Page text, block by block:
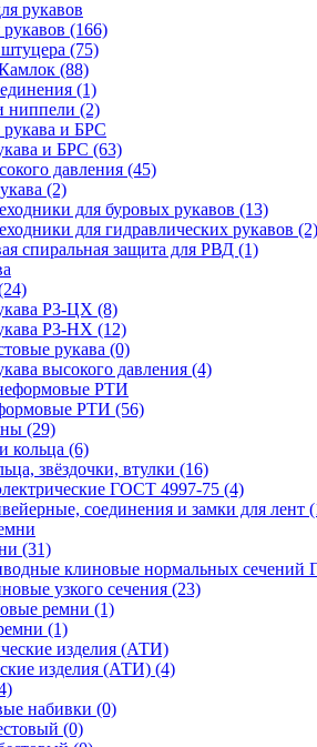
(166)
(75)
(88)
(1)
ниппели (2)
и БРС (63)
давления (45)
(2)
для буровых рукавов (13)
для гидравлических рукавов (2)
спиральная защита для РВД (1)
Р3-ЦХ (8)
Р3-НХ (12)
рукава (0)
высокого давления (4)
РТИ (56)
(29)
кольца (6)
звёздочки, втулки (16)
ГОСТ 4997-75 (4)
соединения и замки для лент
(31)
клиновые нормальных сечений
узкого сечения (23)
ремни (1)
(1)
изделия (АТИ) (4)
набивки (0)
(0)